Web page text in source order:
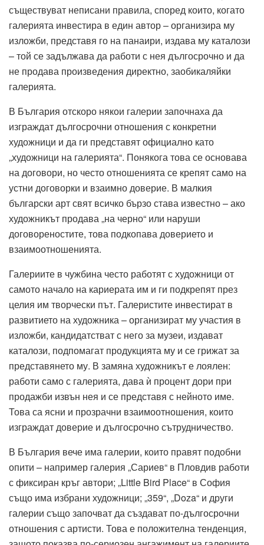
съществуват неписани правила, според които, когато
галерията инвестира в един автор – организира му
изложби, представя го на панаири, издава му каталози
– той се задължава да работи с нея дългосрочно и да
не продава произведения директно, заобикаляйки
галерията.
В България отскоро някои галерии започнаха да
изграждат дългосрочни отношения с конкретни
художници и да ги представят официално като
„художници на галерията“. Понякога това се основава
на договори, но често отношенията се крепят само на
устни договорки и взаимно доверие. В малкия
български арт свят всичко бързо става известно – ако
художникът продава „на черно“ или наруши
договореностите, това подкопава доверието и
взаимоотношенията.
Галериите в чужбина често работят с художници от
самото начало на кариерата им и ги подкрепят през
целия им творчески път. Галеристите инвестират в
развитието на художника – организират му участия в
изложби, кандидатстват с него за музеи, издават
каталози, подпомагат продукцията му и се грижат за
представянето му. В замяна художникът е лоялен:
работи само с галерията, дава ѝ процент дори при
продажби извън нея и се представя с нейното име.
Това са ясни и прозрачни взаимоотношения, които
изграждат доверие и дългосрочно сътрудничество.
В България вече има галерии, които правят подобни
опити – например галерия „Сариев“ в Пловдив работи
с фиксиран кръг автори; „Little Bird Place“ в София
също има избрани художници; „359“, „Doza“ и други
галерии също започват да създават по-дългосрочни
отношения с артисти. Това е положителна тенденция,